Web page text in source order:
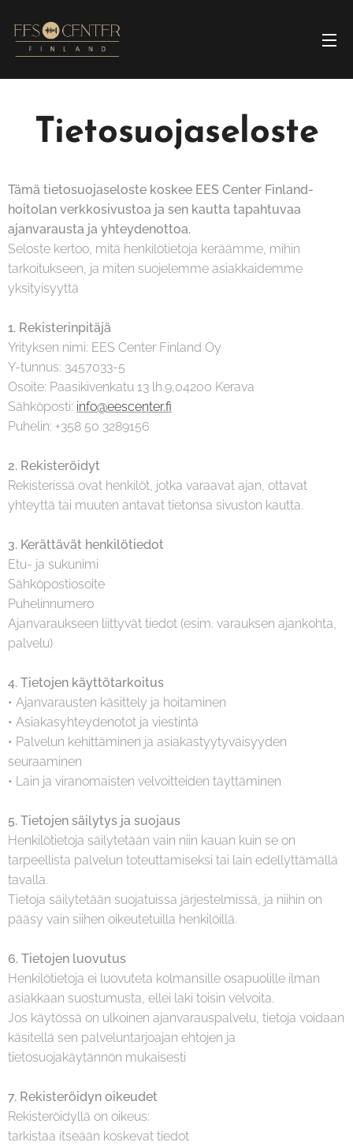
Tietosuojaseloste
Tämä tietosuojaseloste koskee EES Center Finland-
hoitolan verkkosivustoa ja sen kautta tapahtuvaa
ajanvarausta ja yhteydenottoa.
Seloste kertoo, mitä henkilötietoja keräämme, mihin
tarkoitukseen, ja miten suojelemme asiakkaidemme
yksityisyyttä
1. Rekisterinpitäjä
Yrityksen nimi: EES Center Finland Oy
Y-tunnus: 3457033-5
Osoite: Paasikivenkatu 13 lh.9,04200 Kerava
Sähköposti: info@eescenter.fi
Puhelin: +358 50 3289156
2. Rekisteröidyt
Rekisterissä ovat henkilöt, jotka varaavat ajan, ottavat
yhteyttä tai muuten antavat tietonsa sivuston kautta.
3. Kerättävät henkilötiedot
Etu- ja sukunimi
Sähköpostiosoite
Puhelinnumero
Ajanvaraukseen liittyvät tiedot (esim. varauksen ajankohta,
palvelu)
4. Tietojen käyttötarkoitus
• Ajanvarausten käsittely ja hoitaminen
• Asiakasyhteydenotot ja viestintä
• Palvelun kehittäminen ja asiakastyytyväisyyden
seuraaminen
• Lain ja viranomaisten velvoitteiden täyttäminen
5. Tietojen säilytys ja suojaus
Henkilötietoja säilytetään vain niin kauan kuin se on
tarpeellista palvelun toteuttamiseksi tai lain edellyttämällä
tavalla.
Tietoja säilytetään suojatuissa järjestelmissä, ja niihin on
pääsy vain siihen oikeutetuilla henkilöillä.
6. Tietojen luovutus
Henkilötietoja ei luovuteta kolmansille osapuolille ilman
asiakkaan suostumusta, ellei laki toisin velvoita.
Jos käytössä on ulkoinen ajanvarauspalvelu, tietoja voidaan
käsitellä sen palveluntarjoajan ehtojen ja
tietosuojakäytännön mukaisesti
7. Rekisteröidyn oikeudet
Rekisteröidyllä on oikeus:
tarkistaa itseään koskevat tiedot